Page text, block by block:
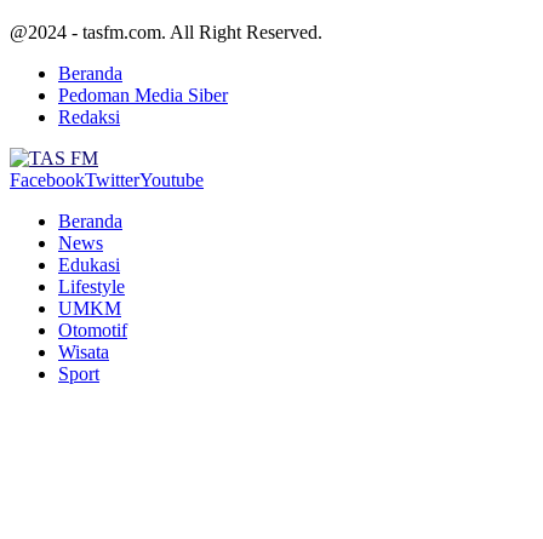
@2024 - tasfm.com. All Right Reserved.
Beranda
Pedoman Media Siber
Redaksi
FacebookTwitterYoutube
Beranda
News
Edukasi
Lifestyle
UMKM
Otomotif
Wisata
Sport